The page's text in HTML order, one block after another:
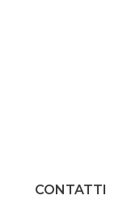
CONTATTI